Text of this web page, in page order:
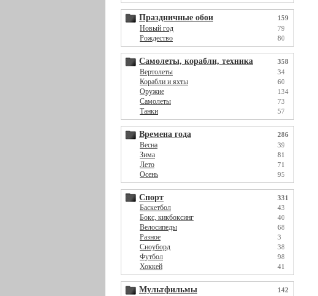
Праздничные обои 159
Новый год 79
Рождество 80
Самолеты, корабли, техника 358
Вертолеты 34
Корабли и яхты 60
Оружие 134
Самолеты 73
Танки 57
Времена года 286
Весна 39
Зима 81
Лето 71
Осень 95
Спорт 331
Баскетбол 43
Бокс, кикбоксинг 40
Велосипеды 68
Разное 3
Сноуборд 38
Футбол 98
Хоккей 41
Мультфильмы 142